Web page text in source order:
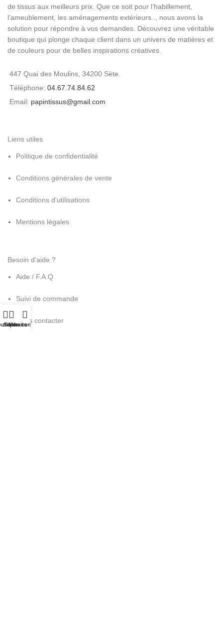
de tissus aux meilleurs prix. Que ce soit pour l’habillement,
l’ameublement, les aménagements extérieurs.., nous avons la
solution pour répondre à vos demandes. Découvrez une véritable
boutique qui plonge chaque client dans un univers de matières et
de couleurs pour de belles inspirations créatives.
447 Quai des Moulins, 34200 Sète.
Téléphone: 04.67.74.84.62
Email: papintissus@gmail.com
Liens utiles
Politique de confidentialité
Conditions générales de vente
Conditions d'utilisations
Mentions légales
Besoin d'aide ?
Aide / F.A.Q
Suivi de commande
Nous contacter
Souhaits
Mon compte